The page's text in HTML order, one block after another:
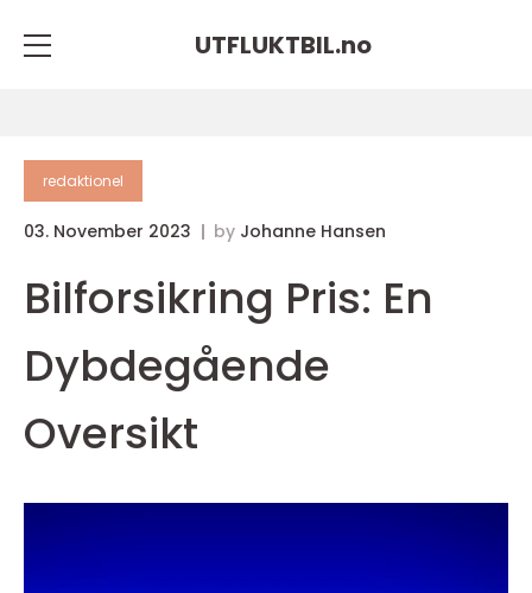
UTFLUKTBIL.no
redaktionel
03. November 2023 by Johanne Hansen
Bilforsikring Pris: En
Dybdegående
Oversikt